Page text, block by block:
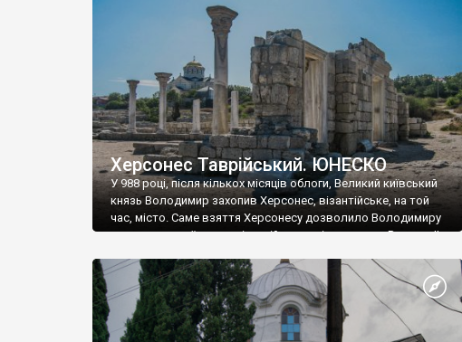
візантійської доби. Раритети викрадені з фондів об’єкту
культурної спадщини ЮНЕСКО «Херсонеса Таврійського».
Офіційно – на виставку «Золото Візантії», але експерти та
влада в Україні вважають це лише […]
Херсонес Таврійський. ЮНЕСКО
У 988 році, після кількох місяців облоги, Великий київський
князь Володимир захопив Херсонес, візантійське, на той
час, місто. Саме взяття Херсонесу дозволило Володимиру
диктувати свої умови візантійському імператору Василю ІІ,
Херсонесі Володимир-язичник, став Василем-
християнином. А потім було Хрещення Русі. На честь
Херсонесу Таврійського названо місто […]